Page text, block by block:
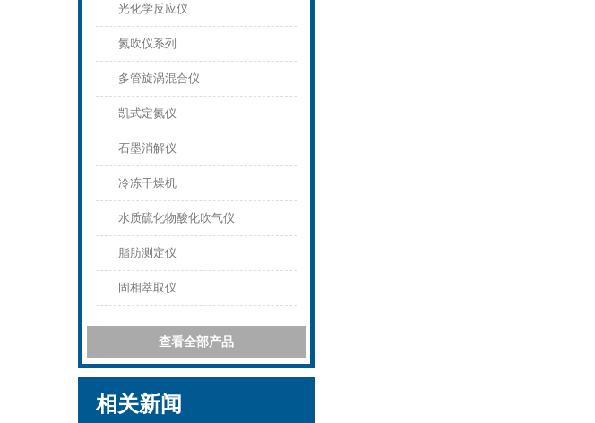
光化学反应仪
氮吹仪系列
多管旋涡混合仪
凯式定氮仪
石墨消解仪
冷冻干燥机
水质硫化物酸化吹气仪
脂肪测定仪
固相萃取仪
查看全部产品
相关新闻